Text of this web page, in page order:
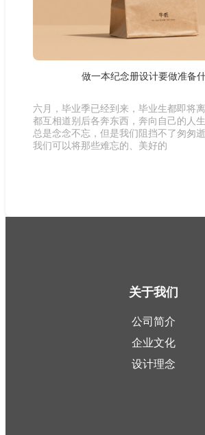
做一本纪念册设计要做准备
六月，毕业季已经到来，毕业生都即将
都互相道别后各奔东西，奔向自己的人
总是念念不忘，但是我们阻挡不了匆匆
我们可以将那些难忘的、美好的
关于我们
公司简介
企业文化
设计理念